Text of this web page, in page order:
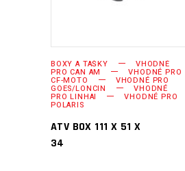
BOXY A TAŠKY VHODNÉ
PRO CAN AM VHODNÉ PRO
CF-MOTO VHODNÉ PRO
GOES/LONCIN VHODNÉ
PRO LINHAI VHODNÉ PRO
POLARIS
ATV BOX 111 X 51 X
34